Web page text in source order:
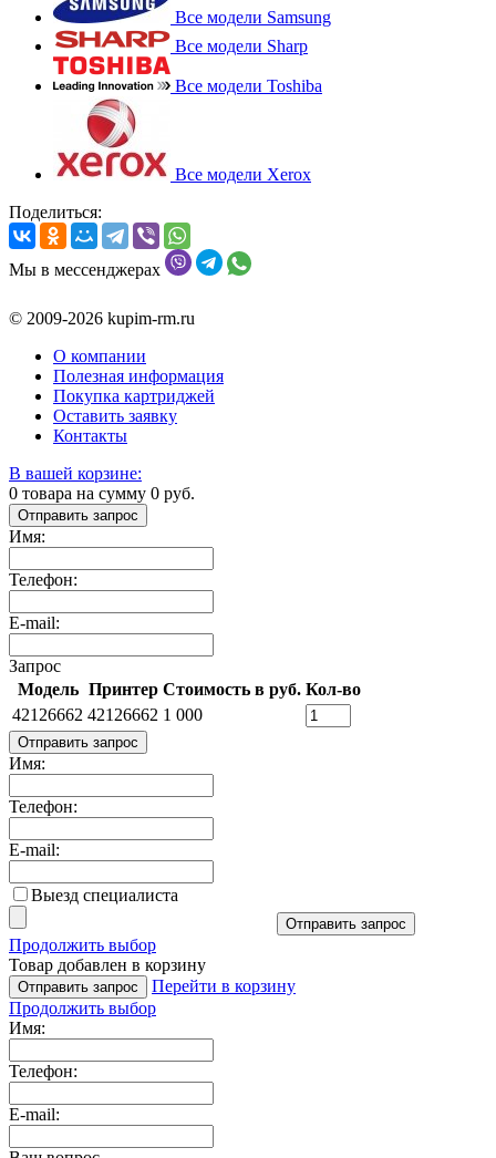
Все модели Samsung
Все модели Sharp
Все модели Toshiba
Все модели Xerox
Поделиться:
Мы в мессенджерах
© 2009-2026 kupim-rm.ru
О компании
Полезная информация
Покупка картриджей
Оставить заявку
Контакты
В вашей корзине:
0 товара на сумму 0 руб.
Отправить запрос
Имя:
Телефон:
E-mail:
Запрос
Модель Принтер Стоимость в руб. Кол-во
42126662 42126662 1 000
Отправить запрос
Имя:
Телефон:
E-mail:
Выезд специалиста
Отправить запрос
Продолжить выбор
Товар добавлен в корзину
Отправить запрос
Перейти в корзину
Продолжить выбор
Имя:
Телефон:
E-mail: